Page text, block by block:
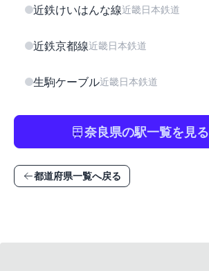
近鉄けいはんな線近畿日本鉄道
近鉄京都線近畿日本鉄道
生駒ケーブル近畿日本鉄道
奈良県の駅一覧を見る
都道府県一覧へ戻る